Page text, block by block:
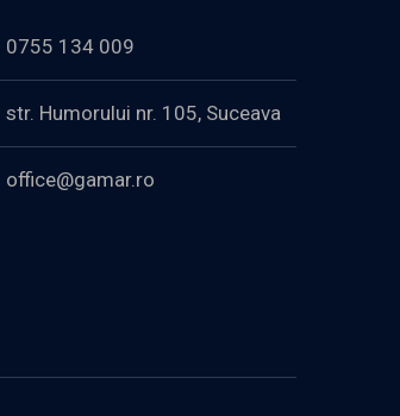
0755 134 009
str. Humorului nr. 105, Suceava
office@gamar.ro